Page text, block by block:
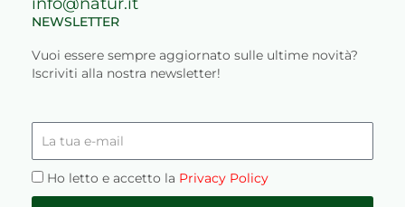
NEWSLETTER
Vuoi essere sempre aggiornato sulle ultime novità?
Iscriviti alla nostra newsletter!
tua
mail
Privacy
Ho letto e accetto la Privacy Policy